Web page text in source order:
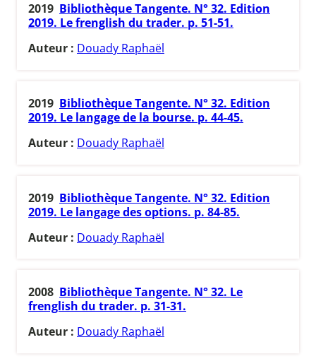
2019 Bibliothèque Tangente. N° 32. Edition
2019. Le frenglish du trader. p. 51-51.
Auteur : Douady Raphaël
2019 Bibliothèque Tangente. N° 32. Edition
2019. Le langage de la bourse. p. 44-45.
Auteur : Douady Raphaël
2019 Bibliothèque Tangente. N° 32. Edition
2019. Le langage des options. p. 84-85.
Auteur : Douady Raphaël
2008 Bibliothèque Tangente. N° 32. Le
frenglish du trader. p. 31-31.
Auteur : Douady Raphaël